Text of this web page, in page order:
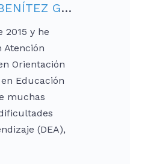
GBG – GLORIA BENÍTEZ GARCÍA
2015 y he
Atención
Orientación
Educación
muchas
(DEA),